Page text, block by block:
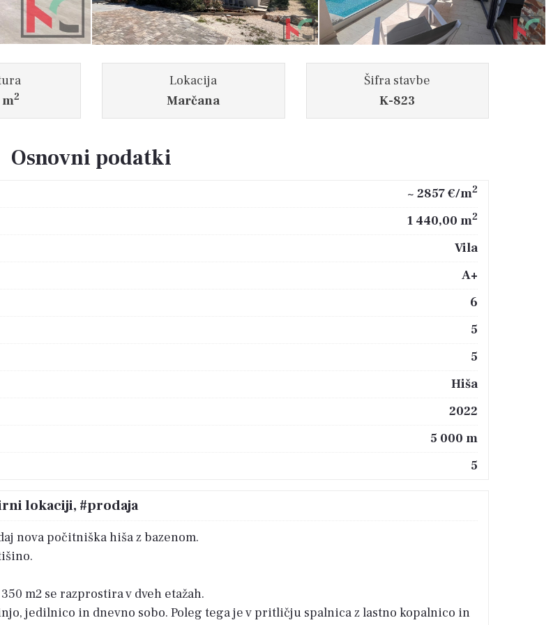
m2
Lokacija
Marčana
Šifra stavbe
K-823
Osnovni podatki
~ 2857 €/m2
1 440,00 m2
Vila
A+
6
5
5
Hiša
2022
5 000 m
5
lokaciji, #prodaja
nova počitniška hiša z bazenom.
m2 se razprostira v dveh etažah.
jedilnico in dnevno sobo. Poleg tega je v pritličju spalnica z lastno kopalnico in